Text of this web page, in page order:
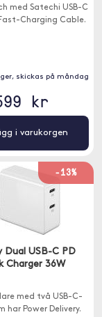
med Satechi USB-C
Charging Cable.
skickas på måndag
kr
i varukorgen
-13%
Dual USB-C PD
Charger 36W
med två USB-C-
har Power Delivery.